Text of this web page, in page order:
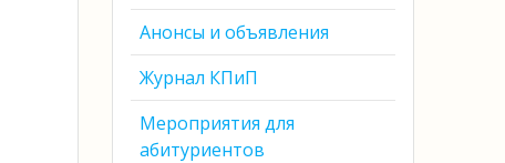
Анонсы и объявления
Журнал КПиП
Мероприятия для
абитуриентов